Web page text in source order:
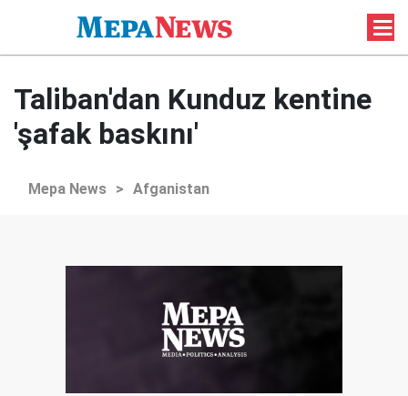
Taliban'dan Kunduz kentine
'şafak baskını'
Mepa News > Afganistan